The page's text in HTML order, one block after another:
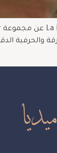
والحرفية